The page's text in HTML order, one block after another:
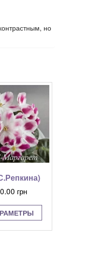
но
грнДиапазон
55.00 грн
–
70.00 грн
Этот
имеет
несколько